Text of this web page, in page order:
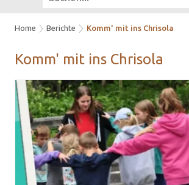
Home Berichte Komm' mit ins Chrisola
Komm' mit ins Chriso­la